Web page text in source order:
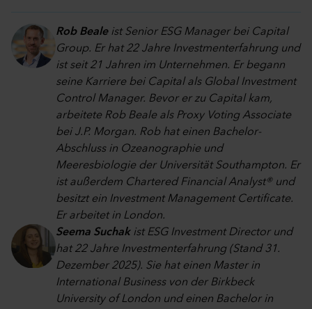
Rob Bealeist Senior ESG Manager bei Capital
Group. Er hat 22 Jahre Investmenterfahrung und
ist seit 21 Jahren im Unternehmen. Er begann
seine Karriere bei Capital als Global Investment
Control Manager. Bevor er zu Capital kam,
arbeitete Rob Beale als Proxy Voting Associate
bei J.P. Morgan. Rob hat einen Bachelor-
Abschluss in Ozeanographie und
Meeresbiologie der Universität Southampton. Er
ist außerdem Chartered Financial Analyst® und
besitzt ein Investment Management Certificate.
Er arbeitet in London.
Seema Suchak ist ESG Investment Director und
hat 22 Jahre Investmenterfahrung (Stand 31.
Dezember 2025). Sie hat einen Master in
International Business von der Birkbeck
University of London und einen Bachelor in